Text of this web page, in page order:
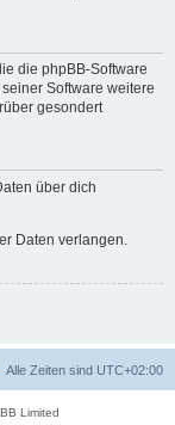
die phpBB-Software
Software weitere
gesondert
über dich
Daten verlangen.
Alle Zeiten sind UTC+02:00
Limited